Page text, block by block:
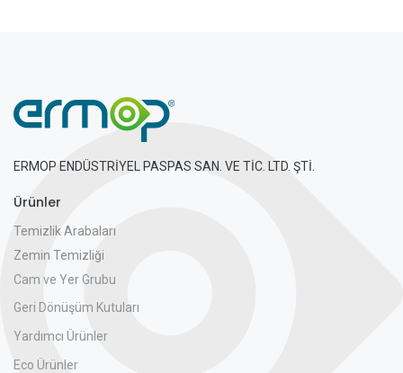
ERMOP ENDÜSTRİYEL PASPAS SAN. VE TİC. LTD. ŞTİ.
Ürünler
Temizlik Arabaları
Zemin Temizliği
Cam ve Yer Grubu
Geri Dönüşüm Kutuları
Yardımcı Ürünler
Eco Ürünler